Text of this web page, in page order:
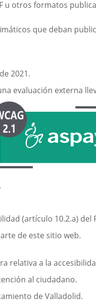
otros formatos
que deban
2021.
evaluación externa
(artículo 10.2.a)
de este sitio web.
relativa a la
al ciudadano.
de Valladolid.